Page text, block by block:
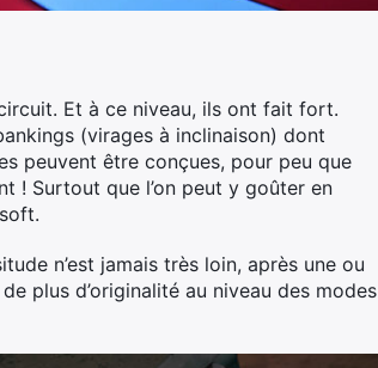
Et à ce niveau, ils ont fait fort.
(virages à inclinaison) dont
peuvent être conçues, pour peu que
! Surtout que l’on peut y goûter en
n’est jamais très loin, après une ou
plus d’originalité au niveau des modes